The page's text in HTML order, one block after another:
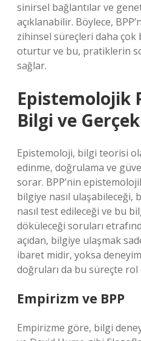
sinirsel bağlantılar ve
açıklanabilir. Böylece,
zihinsel süreçleri daha
oturtur ve bu, pratiklerin
sağlar.
Epistemolojik
Bilgi ve
Epistemoloji, bilgi teorisi
edinme, doğrulama ve
sorar. BPP’nin
bilgiye nasıl
nasıl test edileceği ve bu
döküleceği soruları
açıdan, bilgiye ulaşmak
ibaret midir, yoksa
doğruları da bu süreçte rol
Empirizm ve BPP
Empirizme göre, bilgi